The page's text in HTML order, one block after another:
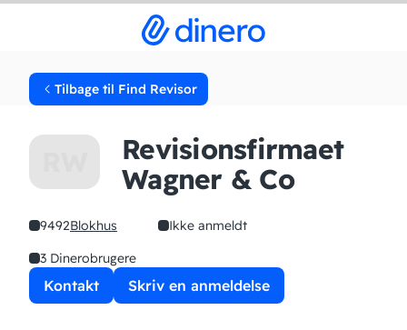
Tilbage til Find Revisor
Revisionsfirmaet
Wagner & Co
9492Blokhus
Ikke anmeldt
3 Dinerobrugere
Kontakt Skriv en anmeldelse